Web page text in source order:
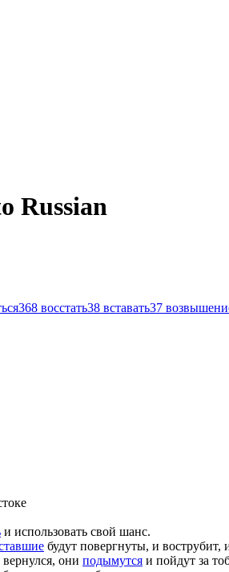
Russian
368 восстать38 вставать37
и использовать свой шанс.
будут повергнуты, и
они подымутся и пойдут за